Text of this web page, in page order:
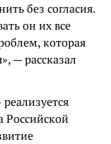
без согласия.
он их все
которая
— рассказал
Российской